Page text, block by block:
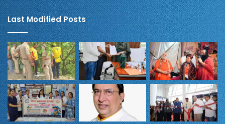
Last Modified Posts